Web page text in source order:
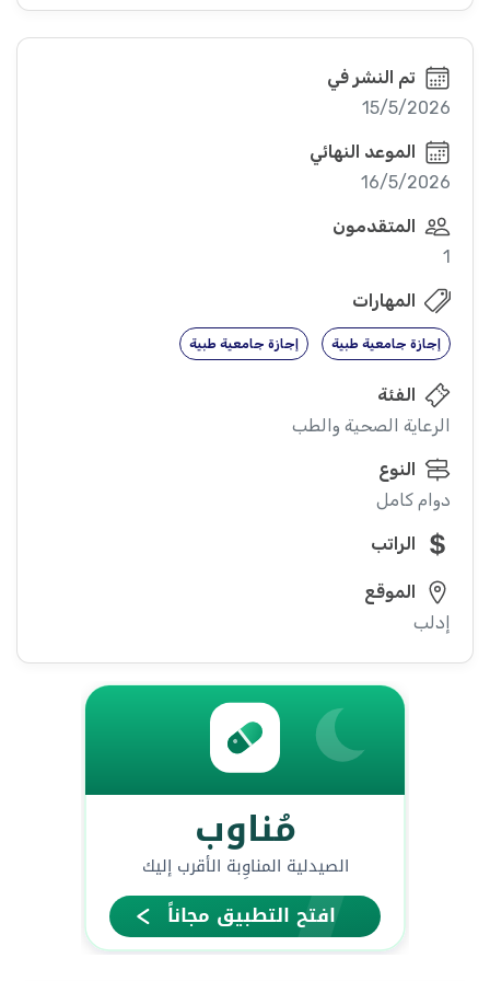
تم النشر في
15/5/2026
الموعد النهائي
16/5/2026
المتقدمون
1
المهارات
إجازة جامعية طبية إجازة جامعية طبية
الفئة
الرعاية الصحية والطب
النوع
دوام كامل
الراتب
الموقع
إدلب